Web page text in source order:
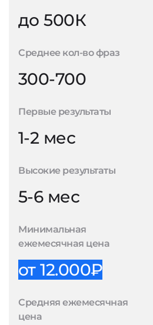
до 500К
Среднее кол-во фраз
300-700
Первые результаты
1-2 мес
Высокие результаты
5-6 мес
Минимальная
ежемесячная цена
от 12.000₽
Средняя ежемесячная
цена